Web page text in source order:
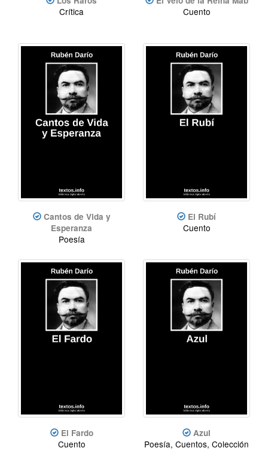
Crítica Cuento
Cantos de Vida y
Esperanza
Poesía
El Rubí
Cuento
El Fardo
Cuento
Azul
Poesía, Cuentos, Colección